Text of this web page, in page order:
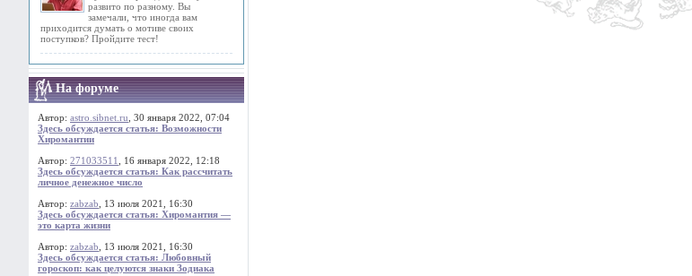
развито по разному. Вы
замечали, что иногда вам
приходится думать о мотиве своих
поступков? Пройдите тест!
На форуме
Автор: astro.sibnet.ru , 30 января 2022, 07:04
Здесь обсуждается статья: Возможности
Хиромантии
Автор: 271033511
, 16 января 2022, 12:18
Здесь обсуждается статья: Как рассчитать
личное денежное число
Автор: zabzab , 13 июля 2021, 16:30
Здесь обсуждается статья: Хиромантия —
это карта жизни
Автор: zabzab , 13 июля 2021, 16:30
Здесь обсуждается статья: Любовный
гороскоп: как целуются знаки Зодиака